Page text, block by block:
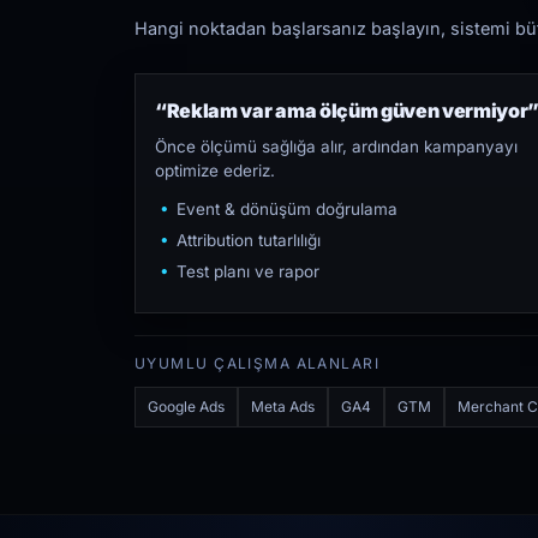
Hangi noktadan başlarsanız başlayın, sistemi
“Reklam var ama ölçüm güven
Önce ölçümü sağlığa alır, ardından kampanyayı
optimize ederiz.
Event & dönüşüm doğrulama
Attribution tutarlılığı
Test planı ve rapor
UYUMLU ÇALIŞMA ALANLARI
Google Ads Meta Ads GA4 GTM Merchant